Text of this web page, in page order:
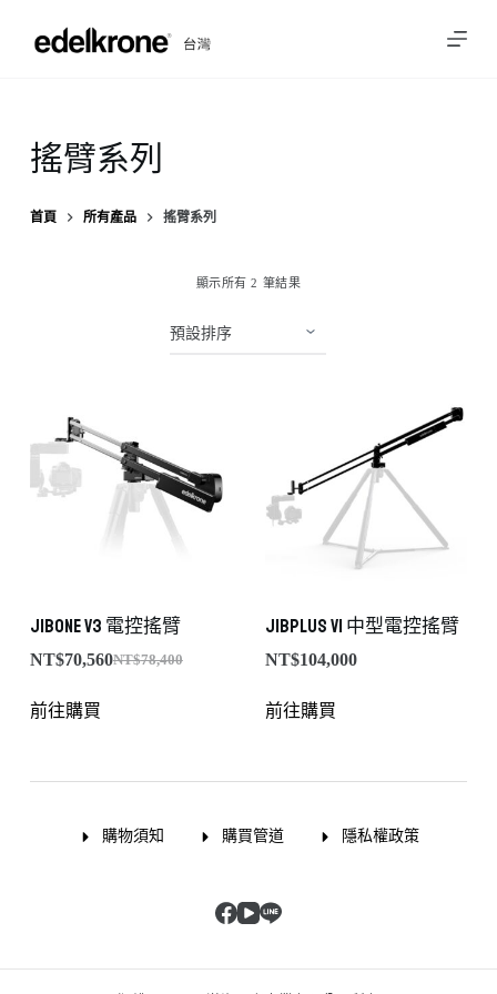
至
內
容
搖臂系列
首頁 所有產品 搖臂系列
顯示所有 2 筆結果
JibONE v3 電控搖臂
NT$78,400
NT$70,560
前往購買
JibPLUS v1 中型電控搖臂
NT$104,000
前往購買
購物須知 購買管道 隱私權政策